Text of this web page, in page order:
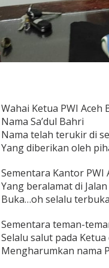
Wahai Ketua PWI Aceh
Nama Sa’dul Bahri
Nama telah terukir di
Yang diberikan oleh
Sementara Kantor PWI
Yang beralamat di
Buka…oh selalu terbuka
Sementara teman-
Selalu salut pada
Mengharumkan nama